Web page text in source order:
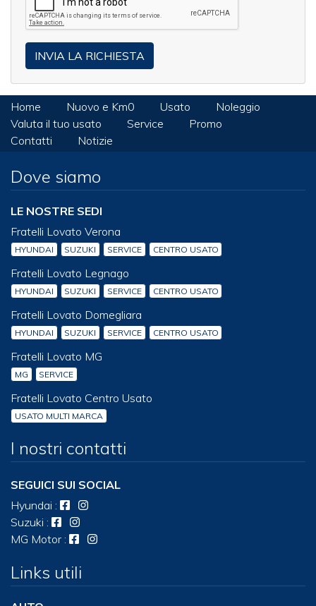
Home Nuovo e Km0 Usato
Noleggio
Valuta il tuo usato
Service
Promo
Contatti
Notizie
Dove siamo
LE NOSTRE SEDI
Fratelli Lovato Verona
HYUNDAI SUZUKI SERVICE CENTRO USATO
Fratelli Lovato Legnago
HYUNDAI SUZUKI SERVICE CENTRO USATO
Fratelli Lovato Domegliara
HYUNDAI SUZUKI SERVICE CENTRO USATO
Fratelli Lovato MG
MG SERVICE
Fratelli Lovato Centro Usato
USATO MULTI MARCA
I nostri contatti
SEGUICI SUI SOCIAL
Hyundai :
Suzuki :
MG Motor :
Links utili